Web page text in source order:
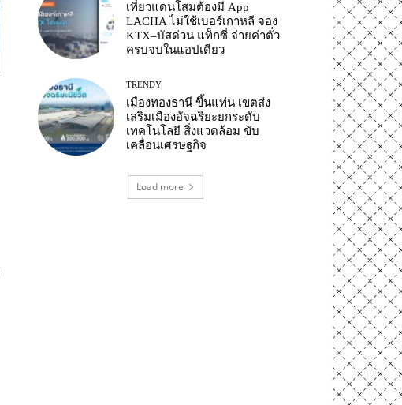
เที่ยวแดนโสมต้องมี App
LACHA ไม่ใช้เบอร์เกาหลี จอง
KTX–บัสด่วน แท็กซี่ จ่ายค่าตั๋ว
ครบจบในแอปเดียว
TRENDY
เมืองทองธานี ขึ้นแท่น เขตส่ง
เสริมเมืองอัจฉริยะยกระดับ
เทคโนโลยี สิ่งแวดล้อม ขับ
เคลื่อนเศรษฐกิจ
Load more